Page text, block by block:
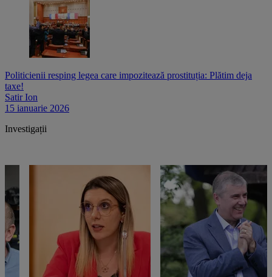
Politicienii resping legea care impozitează prostituția: Plătim deja
taxe!
Satir Ion
15 ianuarie 2026
Investigații